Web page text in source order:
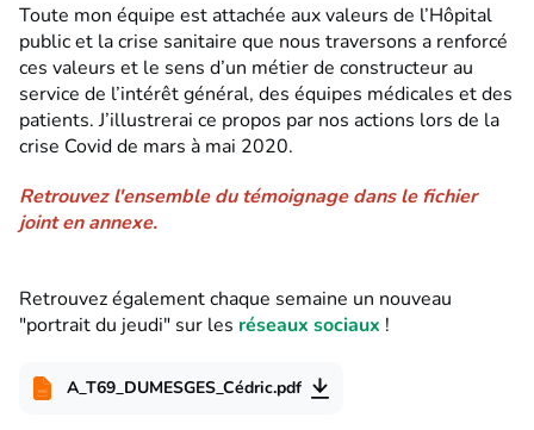
Toute mon équipe est attachée aux valeurs de l’Hôpital
public et la crise sanitaire que nous traversons a renforcé
ces valeurs et le sens d’un métier de constructeur au
service de l’intérêt général, des équipes médicales et des
patients. J’illustrerai ce propos par nos actions lors de la
crise Covid de mars à mai 2020.
Retrouvez l'ensemble du témoignage dans le fichier
joint en annexe.
Retrouvez également chaque semaine un nouveau
"portrait du jeudi" sur les réseaux sociaux !
A_T69_DUMESGES_Cédric.pdf